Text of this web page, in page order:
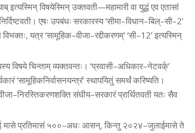
विषयेस्मिन्‌ उक्तवती—महामारी वा युद्धं एव एतासां
एषः उपबंधः सरकारस्य ‘सीमा–विधान–बिल्‌–सी–2’
यत्र ‘सामूहिक–वीजा–रद्दीकरणम्’ ‘सी–12’ इत्यस्मिन्‌
चिन्ताम्‌ व्यक्तवन्तः। ‘प्रवासी–अधिकार–नेटवर्क्‌’
‘सामूहिकनिर्वासनयन्त्रं’ स्थापयितुं समर्थं करिष्यति।
संघीय–सरकारं प्रार्थितवती यतः सैव
मासे प्रतिमासं ५००–अधः आसन्‌, किन्तु २०२४–जुलाईमासे ते